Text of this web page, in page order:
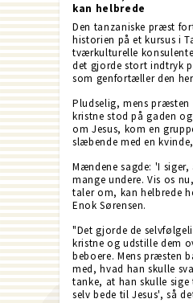
kan helbrede
Den tanzaniske præst
historien på et kursus i
tværkulturelle
det gjorde stort indtryk
som genfortæller den
Pludselig, mens
kristne stod på gaden
om Jesus, kom en
slæbende med en
Mændene sagde: 'I
mange undere. Vis os
taler om, kan helbrede
Enok Sørensen.
"Det gjorde de
kristne og udstille dem
beboere. Mens præsten
med, hvad han skulle
tanke, at han skulle
selv bede til Jesus', så